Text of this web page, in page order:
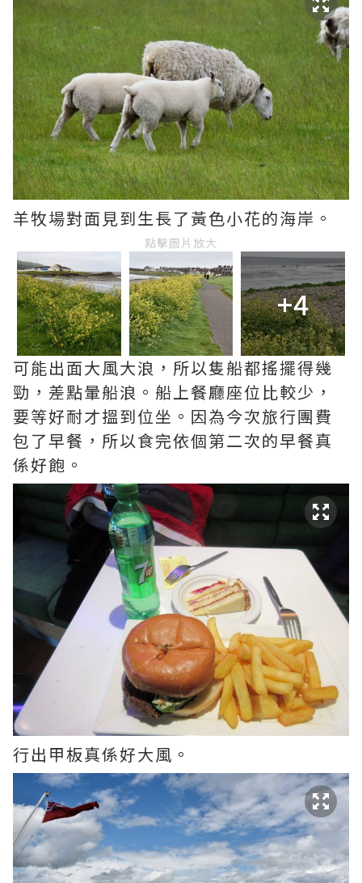
羊牧場對面見到生長了黃色小花的海岸。
點擊圖片放大
+4
可能出面大風大浪，所以隻船都搖擺得幾
勁，差點暈船浪。船上餐廳座位比較少，
要等好耐才搵到位坐。因為今次旅行團費
包了早餐，所以食完依個第二次的早餐真
係好飽。
行出甲板真係好大風。